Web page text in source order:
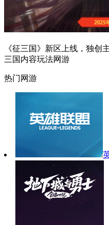
《征三国》新区上线，独创
三国内容玩法网游
热门网游